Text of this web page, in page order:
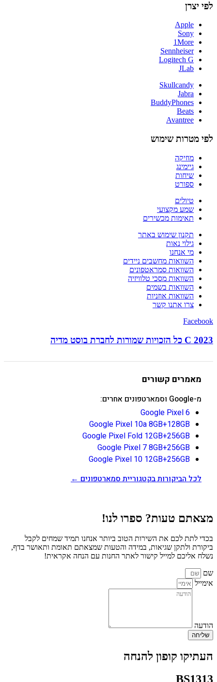
לפי יצרן
Apple
Sony
1More
Sennheiser
Logitech G
JLab
Skullcandy
Jabra
BuddyPhones
Beats
Avantree
לפי מטרות שימוש
מוזיקה
גיימינג
שיחות
ספורט
טיולים
שמע מקצועי
תאימות מכשירים
תקנון שימוש באתר
גילוי נאות
מי אנחנו
השוואות מחשבים ניידים
השוואות סמראטפונים
השוואות מסכי טלוויזיה
השוואות בשמים
השוואות אוזניות
צרו אתנו קשר
Facebook
C 2023 כל הזכויות שמורות לחברת בוסט מדיה
מאמרים קשורים
מ-Google וסמארטפונים אחרים:
Google Pixel 6
Google Pixel 10a 8GB+128GB
Google Pixel Fold 12GB+256GB
Google Pixel 7 8GB+256GB
Google Pixel 10 12GB+256GB
לכל הביקורות בקטגוריית סמארטפונים ←
מצאתם טעות? ספרו לנו!
בכדי לתת לכם את השירות הטוב ביותר אנחנו תמיד שמחים לקבל
ביקורת ולתקן שגיאות, במידה והטעות שמצאתם תאומת ותאושר בדף,
נשלח אליכם למייל קישור לאתר החנות עם הנחה אקראית!
שם
אימייל
הודעה
שליחה
העתיקו קופון להנחה
BS1313